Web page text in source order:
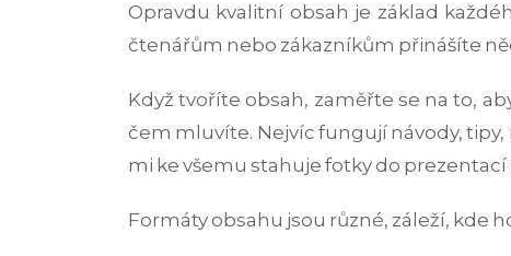
Opravdu kvalitní obsah je základ
čtenářům nebo zákazníkům přinášíte
Když tvoříte obsah, zaměřte se na to,
čem mluvíte. Nejvíc fungují návody, tipy,
mi ke všemu stahuje fotky do
Formáty obsahu jsou různé, záleží, kde